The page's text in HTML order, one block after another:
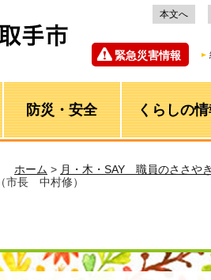
本文へ
緊急災害情報
防災・安全 くらしの情
ホーム > 月・木・SAY 職員のささやき
市長 中村修）